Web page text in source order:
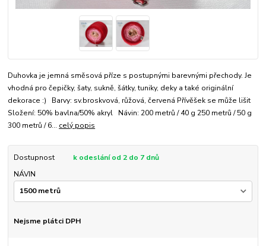
Duhovka je jemná směsová příze s postupnými barevnými přechody. Je
vhodná pro čepičky, šaty, sukně, šátky, tuniky, deky a také originální
dekorace :) Barvy: sv.broskvová, růžová, červená Přívěšek se může lišit
Složení: 50% bavlna/50% akryl Návin: 200 metrů / 40 g 250 metrů / 50 g
300 metrů / 6... celý popis
Dostupnost
k odeslání od 2 do 7 dnů
NÁVIN
Nejsme plátci DPH